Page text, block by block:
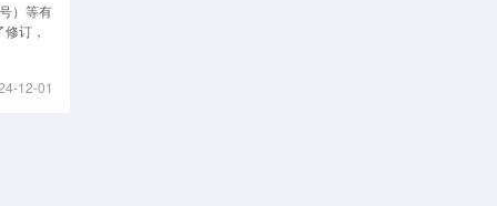
）等有
订，
12-01